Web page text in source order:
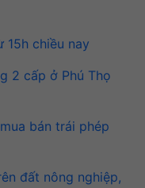
15h chiều nay
2 cấp ở Phú Thọ
bán trái phép
đất nông nghiệp,